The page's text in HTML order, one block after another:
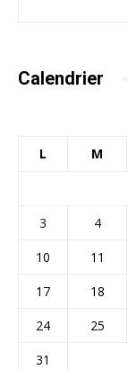
Calendrier
L M
3
4
10
11
17
18
24
25
31